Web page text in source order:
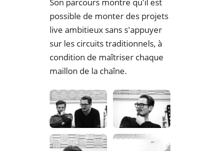
possible de monter des projets
live ambitieux sans s'appuyer
sur les circuits traditionnels, à
condition de maîtriser chaque
maillon de la chaîne.